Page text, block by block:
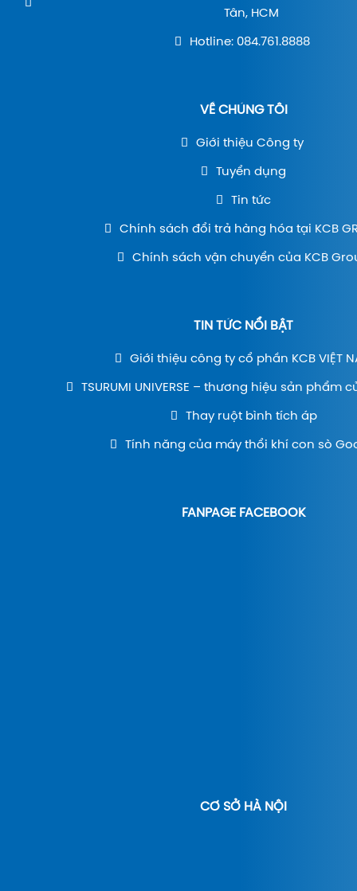
Tân, HCM
Hotline: 084.761.8888
VỀ CHÚNG TÔI
Giới thiệu Công ty
Tuyển dụng
Tin tức
Chính sách đổi trả hàng hóa tại KCB
Chính sách vận chuyển của KCB
TIN TỨC NỔI BẬT
Giới thiệu công ty cổ phần KCB VIỆT
TSURUMI UNIVERSE – thương hiệu sản phẩm
Thay ruột bình tích áp
Tính năng của máy thổi khí con sò
FANPAGE FACEBOOK
CƠ SỞ HÀ NỘI